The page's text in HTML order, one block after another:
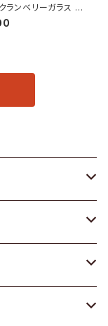
ンベリーガラス ピ